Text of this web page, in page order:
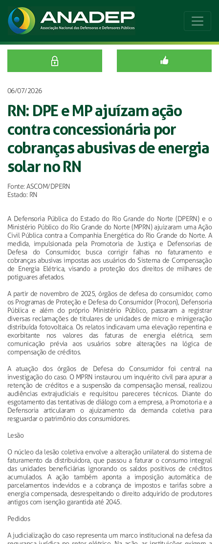
06/07/2026
RN: DPE e MP ajuízam ação
contra concessionária por
cobranças abusivas de energia
solar no RN
Fonte: ASCOM/DPERN
Estado: RN
A Defensoria Pública do Estado do Rio Grande do Norte (DPERN) e o
Ministério Público do Rio Grande do Norte (MPRN) ajuizaram uma Ação
Civil Pública contra a Companhia Energética do Rio Grande do Norte. A
medida, impulsionada pela Promotoria de Justiça e Defensorias de
Defesa do Consumidor, busca corrigir falhas no faturamento e
cobranças abusivas impostas aos usuários do Sistema de Compensação
de Energia Elétrica, visando a proteção dos direitos de milhares de
potiguares afetados.
A partir de novembro de 2025, órgãos de defesa do consumidor, como
os Programas de Proteção e Defesa do Consumidor (Procon), Defensoria
Pública e além do próprio Ministério Público, passaram a registrar
diversas reclamações de titulares de unidades de micro e minigeração
distribuída fotovoltaica. Os relatos indicavam uma elevação repentina e
exorbitante nos valores das faturas de energia elétrica, sem
comunicação prévia aos usuários sobre alterações na lógica de
compensação de créditos.
A atuação dos órgãos de Defesa do Consumidor foi central na
investigação do caso. O MPRN instaurou um inquérito civil para apurar a
retenção de créditos e a suspensão da compensação mensal, realizou
audiências extrajudiciais e requisitou pareceres técnicos. Diante do
esgotamento das tentativas de diálogo com a empresa, a Promotoria e a
Defensoria articularam o ajuizamento da demanda coletiva para
resguardar o patrimônio dos consumidores.
Lesão
O núcleo da lesão coletiva envolve a alteração unilateral do sistema de
faturamento da distribuidora, que passou a faturar o consumo integral
das unidades beneficiárias ignorando os saldos positivos de créditos
acumulados. A ação também aponta a imposição automática de
parcelamentos indevidos e a cobrança de impostos e tarifas sobre a
energia compensada, desrespeitando o direito adquirido de produtores
antigos com isenção garantida até 2045.
Pedidos
A judicialização do caso representa um marco institucional na defesa da